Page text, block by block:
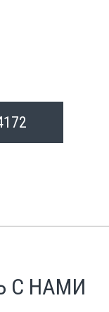
С НАМИ